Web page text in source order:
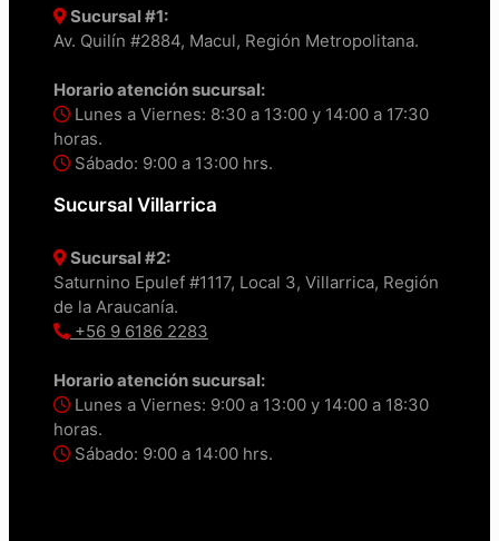
Sucursal #1:
Av. Quilín #2884, Macul, Región Metropolitana.
Horario atención sucursal:
Lunes a Viernes: 8:30 a 13:00 y 14:00 a 17:30
horas.
Sábado: 9:00 a 13:00 hrs.
Sucursal Villarrica
Sucursal #2:
Saturnino Epulef #1117, Local 3, Villarrica, Región
de la Araucanía.
+56 9 6186 2283
Horario atención sucursal:
Lunes a Viernes: 9:00 a 13:00 y 14:00 a 18:30
horas.
Sábado: 9:00 a 14:00 hrs.